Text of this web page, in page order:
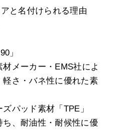
と名付けられる理由
」
メーカー・EMS社によ
軽さ・バネ性に優れた素
パッド素材「TPE」
ち、耐油性・耐候性に優